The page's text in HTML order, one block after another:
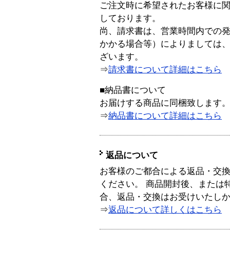
ご注文時に希望されたお客様に
しております。
尚、請求書は、営業時間内での
かかる場合等）によりましては
ざいます。
⇒請求書について詳細はこちら
■納品書について
お届けする商品に同梱致します。
⇒納品書について詳細はこちら
返品について
お客様のご都合による返品・交
ください。 商品開封後、または
合、返品・交換はお受けいたし
⇒返品について詳しくはこちら